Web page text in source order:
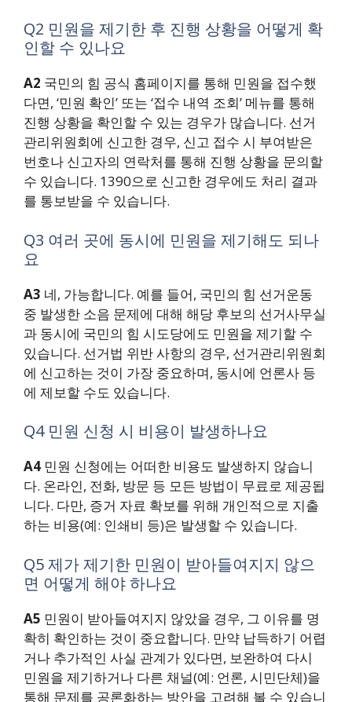
Q2 민원을 제기한 후 진행 상황을 어떻게 확
인할 수 있나요
A2 국민의 힘 공식 홈페이지를 통해 민원을 접수했
다면, ‘민원 확인’ 또는 ‘접수 내역 조회’ 메뉴를 통해
진행 상황을 확인할 수 있는 경우가 많습니다. 선거
관리위원회에 신고한 경우, 신고 접수 시 부여받은
번호나 신고자의 연락처를 통해 진행 상황을 문의할
수 있습니다. 1390으로 신고한 경우에도 처리 결과
를 통보받을 수 있습니다.
Q3 여러 곳에 동시에 민원을 제기해도 되나
요
A3 네, 가능합니다. 예를 들어, 국민의 힘 선거운동
중 발생한 소음 문제에 대해 해당 후보의 선거사무실
과 동시에 국민의 힘 시도당에도 민원을 제기할 수
있습니다. 선거법 위반 사항의 경우, 선거관리위원회
에 신고하는 것이 가장 중요하며, 동시에 언론사 등
에 제보할 수도 있습니다.
Q4 민원 신청 시 비용이 발생하나요
A4 민원 신청에는 어떠한 비용도 발생하지 않습니
다. 온라인, 전화, 방문 등 모든 방법이 무료로 제공됩
니다. 다만, 증거 자료 확보를 위해 개인적으로 지출
하는 비용(예: 인쇄비 등)은 발생할 수 있습니다.
Q5 제가 제기한 민원이 받아들여지지 않으
면 어떻게 해야 하나요
A5 민원이 받아들여지지 않았을 경우, 그 이유를 명
확히 확인하는 것이 중요합니다. 만약 납득하기 어렵
거나 추가적인 사실 관계가 있다면, 보완하여 다시
민원을 제기하거나 다른 채널(예: 언론, 시민단체)을
통해 문제를 공론화하는 방안을 고려해 볼 수 있습니